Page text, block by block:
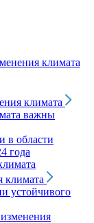
климата
климата
важны
в области
года
климата
устойчивого